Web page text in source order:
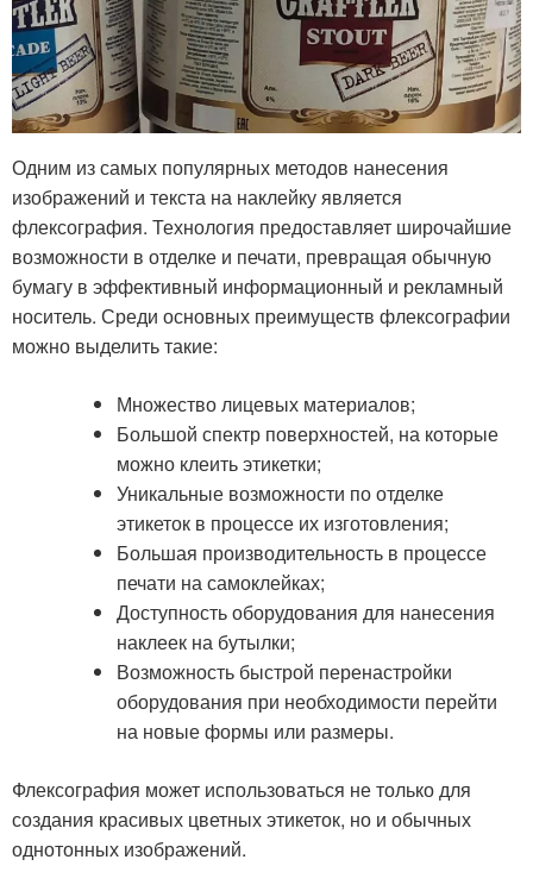
Одним из самых популярных методов нанесения
изображений и текста на наклейку является
флексография. Технология предоставляет широчайшие
возможности в отделке и печати, превращая обычную
бумагу в эффективный информационный и рекламный
носитель. Среди основных преимуществ флексографии
можно выделить такие:
Множество лицевых материалов;
Большой спектр поверхностей, на которые
можно клеить этикетки;
Уникальные возможности по отделке
этикеток в процессе их изготовления;
Большая производительность в процессе
печати на самоклейках;
Доступность оборудования для нанесения
наклеек на бутылки;
Возможность быстрой перенастройки
оборудования при необходимости перейти
на новые формы или размеры.
Флексография может использоваться не только для
создания красивых цветных этикеток, но и обычных
однотонных изображений.